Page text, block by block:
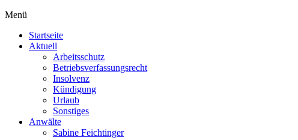
Menü
Startseite
Aktuell
Arbeitsschutz
Betriebsverfassungsrecht
Insolvenz
Kündigung
Urlaub
Sonstiges
Anwälte
Sabine Feichtinger